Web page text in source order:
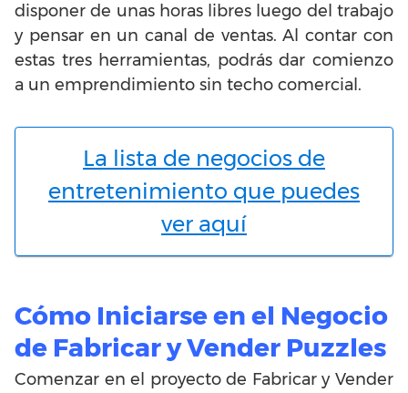
disponer de unas horas libres luego del trabajo
y pensar en un canal de ventas. Al contar con
estas tres herramientas, podrás dar comienzo
a un emprendimiento sin techo comercial.
La lista de negocios de
entretenimiento que puedes
ver aquí
Cómo Iniciarse en el Negocio
de Fabricar y Vender Puzzles
Comenzar en el proyecto de Fabricar y Vender